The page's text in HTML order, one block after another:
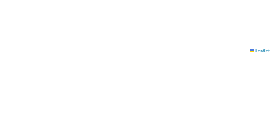
Leaflet